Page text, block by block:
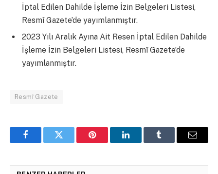
İptal Edilen Dahilde İşleme İzin Belgeleri Listesi,
Resmî Gazete’de yayımlanmıştır.
2023 Yılı Aralık Ayına Ait Resen İptal Edilen Dahilde
İşleme İzin Belgeleri Listesi, Resmî Gazete’de
yayımlanmıştır.
Resmî Gazete
FacebookTwitter Pinterest LinkedInTumblr Email